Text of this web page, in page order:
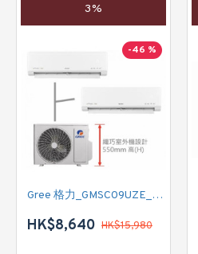
3%
-46 %
Gree 格力_GMSC09UZE_GMSC12UZE_GMSC18UZC_R32 掛牆變頻式1拖2分體冷氣機 (淨冷型)
HK$8,640 HK$15,980